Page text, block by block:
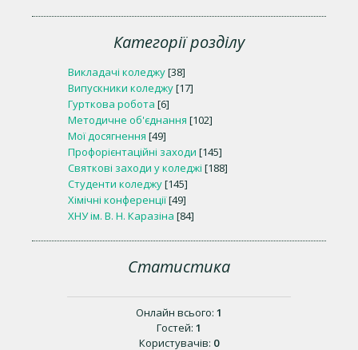
Категорії розділу
Викладачі коледжу[38]
Випускники коледжу[17]
Гурткова робота [6]
Методичне об'єднання [102]
Мої досягнення [49]
Профорієнтаційні заходи [145]
Святкові заходи у коледжі [188]
Студенти коледжу[145]
Хімічні конференції[49]
ХНУ ім. В. Н. Каразіна [84]
Статистика
Онлайн всього: 1
Гостей: 1
Користувачів: 0